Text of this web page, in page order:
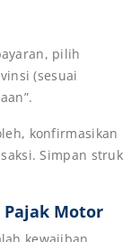
pilih
(sesuai
konfirmasikan
Simpan struk
Pajak Motor